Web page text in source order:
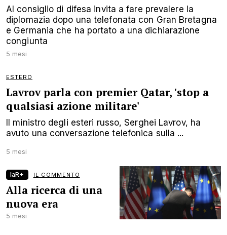
Al consiglio di difesa invita a fare prevalere la
diplomazia dopo una telefonata con Gran Bretagna
e Germania che ha portato a una dichiarazione
congiunta
5 mesi
ESTERO
Lavrov parla con premier Qatar, 'stop a
qualsiasi azione militare'
Il ministro degli esteri russo, Serghei Lavrov, ha
avuto una conversazione telefonica sulla ...
5 mesi
laR+ IL COMMENTO
Alla ricerca di una
nuova era
5 mesi